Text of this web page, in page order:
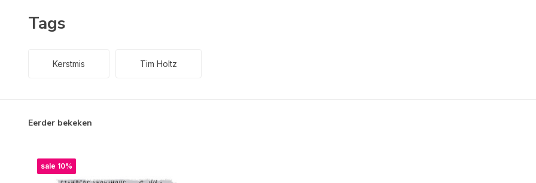
Tags
Kerstmis Tim Holtz
Eerder bekeken
sale 10%